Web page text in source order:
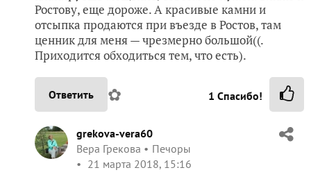
Ростову, еще дороже. А красивые камни и
отсыпка продаются при въезде в Ростов, там
ценник для меня — чрезмерно большой((.
Приходится обходиться тем, что есть).
Ответить ✿ 1 Спасибо!
grekova-vera60
Вера Грекова
Печоры
21 марта 2018, 15:16